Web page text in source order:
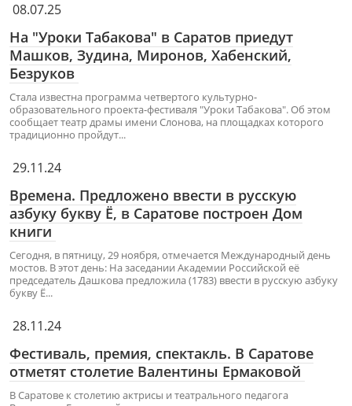
08.07.25
На "Уроки Табакова" в Саратов приедут
Машков, Зудина, Миронов, Хабенский,
Безруков
Стала известна программа четвертого культурно-
образовательного проекта-фестиваля "Уроки Табакова". Об этом
сообщает театр драмы имени Слонова, на площадках которого
традиционно пройдут...
29.11.24
Времена. Предложено ввести в русскую
азбуку букву Ё, в Саратове построен Дом
книги
Сегодня, в пятницу, 29 ноября, отмечается Международный день
мостов. В этот день: На заседании Академии Российской её
председатель Дашкова предложила (1783) ввести в русскую азбуку
букву Ё...
28.11.24
Фестиваль, премия, спектакль. В Саратове
отметят столетие Валентины Ермаковой
В Саратове к столетию актрисы и театрального педагога